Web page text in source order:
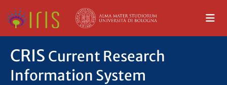
CRIS Current Research
Information System